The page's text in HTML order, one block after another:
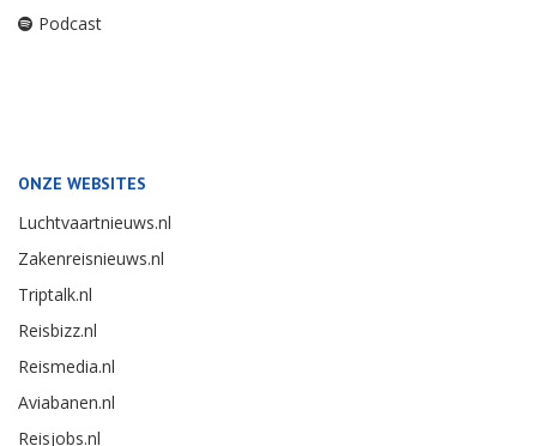
Podcast
ONZE WEBSITES
Luchtvaartnieuws.nl
Zakenreisnieuws.nl
Triptalk.nl
Reisbizz.nl
Reismedia.nl
Aviabanen.nl
Reisjobs.nl